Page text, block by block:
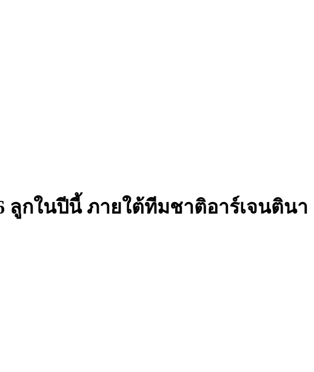
ลูกในปีนี้ ภายใต้ทีมชาติอาร์เจนตินา